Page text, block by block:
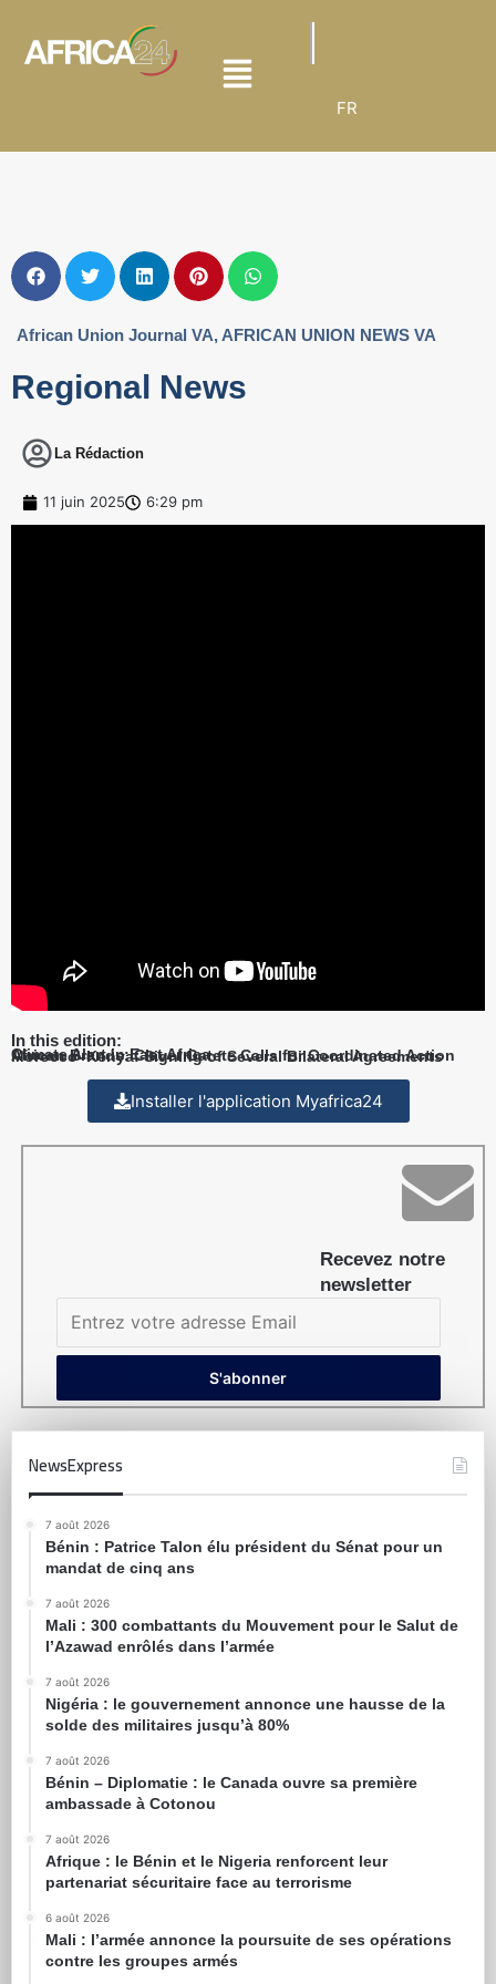
FR
African Union Journal VA, AFRICAN UNION NEWS VA
Regional News
La Rédaction
11 juin 2025 6:29 pm
In this edition:
Climate Alert in East Africa
African Brands: Claver Gatete Calls for Coordinated Action
Morocco–Kenya: Signing of Several Bilateral Agreements
Installer l'application Myafrica24
Recevez notre
newsletter
NewsExpress
7 août 2026
Bénin : Patrice Talon élu président du Sénat pour un
mandat de cinq ans
7 août 2026
Mali : 300 combattants du Mouvement pour le Salut de
l’Azawad enrôlés dans l’armée
7 août 2026
Nigéria : le gouvernement annonce une hausse de la
solde des militaires jusqu’à 80%
7 août 2026
Bénin – Diplomatie : le Canada ouvre sa première
ambassade à Cotonou
7 août 2026
Afrique : le Bénin et le Nigeria renforcent leur
partenariat sécuritaire face au terrorisme
6 août 2026
Mali : l’armée annonce la poursuite de ses opérations
contre les groupes armés